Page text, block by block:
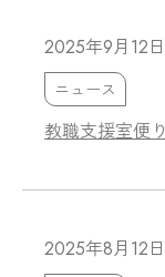
2025年9月12日
ニュース
教職支援室便
2025年8月12日